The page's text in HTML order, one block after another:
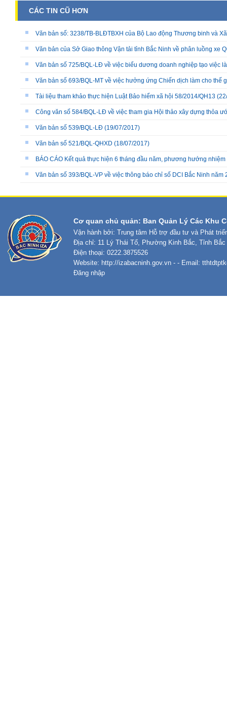
CÁC TIN CŨ HƠN
Văn bản số: 3238/TB-BLĐTBXH của Bộ Lao động Thương binh và
Văn bản của Sở Giao thông Vận tải tỉnh Bắc Ninh về phân luồng xe
Văn bản số 725/BQL-LĐ về việc biểu dương doanh nghiệp tạo việc
Văn bản số 693/BQL-MT về việc hưởng ứng Chiến dịch làm cho thế
Tài liệu tham khảo thực hiện Luật Bảo hiểm xã hội 58/2014/QH13
Công văn số 584/BQL-LĐ về việc tham gia Hội thảo xây dựng thỏa
Văn bản số 539/BQL-LĐ (19/07/2017)
Văn bản số 521/BQL-QHXD (18/07/2017)
BÁO CÁO Kết quả thực hiện 6 tháng đầu năm, phương hướng
Văn bản số 393/BQL-VP về việc thông báo chỉ số DCI Bắc Ninh năm
Cơ quan chủ quản: Ban Quản Lý Các Khu
Vận hành bởi: Trung tâm Hỗ trợ đầu tư và Phát
Địa chỉ: 11 Lý Thái Tổ, Phường Kinh Bắc, Tỉnh Bắc
Điện thoại: 0222.3875526
Website: http://izabacninh.gov.vn - - Email:
Đăng nhập